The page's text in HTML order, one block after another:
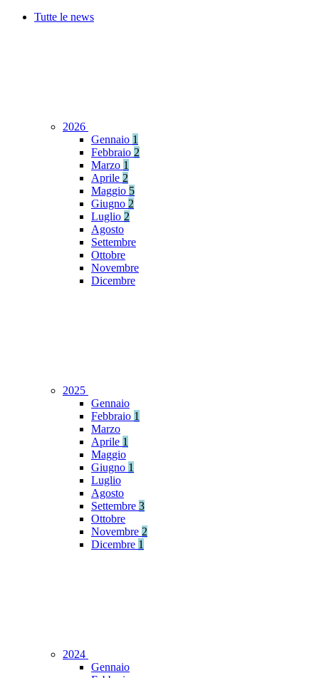
Tutte le news
2026
Gennaio 1
Febbraio 2
Marzo 1
Aprile 2
Maggio 5
Giugno 2
Luglio 2
Agosto
Settembre
Ottobre
Novembre
Dicembre
2025
Gennaio
Febbraio 1
Marzo
Aprile 1
Maggio
Giugno 1
Luglio
Agosto
Settembre 3
Ottobre
Novembre 2
Dicembre 1
2024
Gennaio